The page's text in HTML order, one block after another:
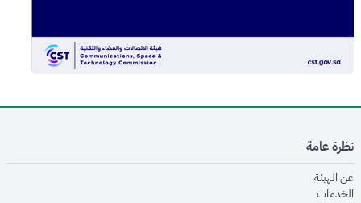
نظرة عامة
عن الهيئةopens in new window
الخدماتopens in new window